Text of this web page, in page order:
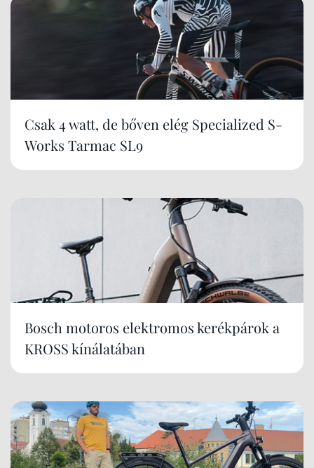
Csak 4 watt, de bőven elég Specialized S-
Works Tarmac SL9
Bosch motoros elektromos kerékpárok a
KROSS kínálatában